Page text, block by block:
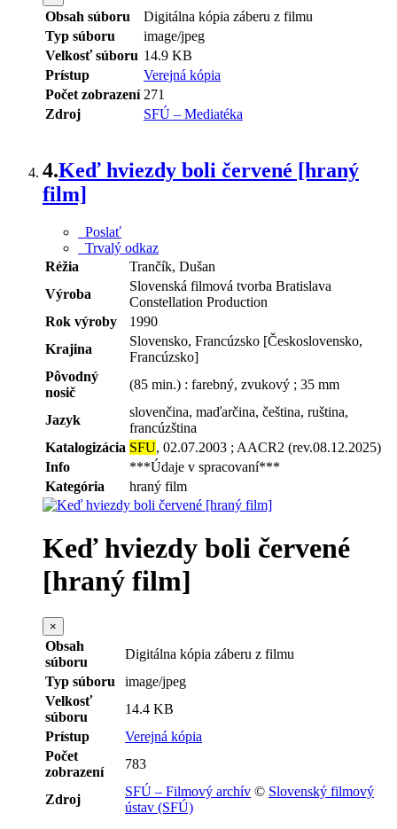
Obsah súboru
Digitálna kópia záberu z filmu
Typ súboru
image/jpeg
Velkosť súboru 14.9 KB
Prístup
Verejná kópia
Počet zobrazení 271
Zdroj
SFÚ – Mediatéka
4.Keď hviezdy boli červené [hraný
film]
Poslať
Trvalý odkaz
Réžia
Trančík, Dušan
Výroba
Slovenská filmová tvorba Bratislava
Constellation Production
Rok výroby
1990
Krajina
Slovensko, Francúzsko [Československo,
Francúzsko]
Pôvodný
nosič
(85 min.) : farebný, zvukový ; 35 mm
Jazyk
slovenčina, maďarčina, čeština, ruština,
francúzština
Katalogizácia SFU, 02.07.2003 ; AACR2 (rev.08.12.2025)
Info
***Údaje v spracovaní***
Kategória
hraný film
Keď hviezdy boli červené
[hraný film]
×
Obsah
súboru
Digitálna kópia záberu z filmu
Typ súboru
image/jpeg
Velkosť
súboru
14.4 KB
Prístup
Verejná kópia
Počet
zobrazení
783
Zdroj
SFÚ – Filmový archív © Slovenský filmový
ústav (SFÚ)